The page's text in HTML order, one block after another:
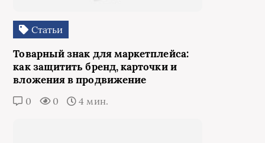
Статьи
Товарный знак для маркетплейса:
как защитить бренд, карточки и
вложения в продвижение
0 0 4 мин.